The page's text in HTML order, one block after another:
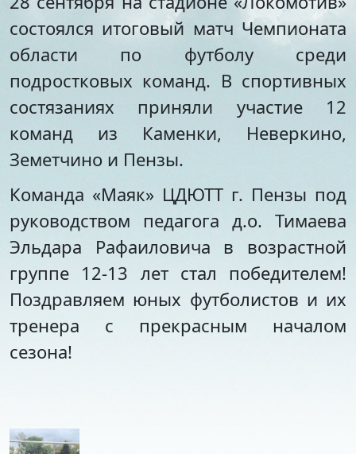
Футбол
Морское многоборье
Тхэквондо
Художественная
гимнастика
Лёгкая атлетика
Фитнес-аэробика
Киокусинкай
Настольный теннис
Шахматы
Фитбол
Технический
Мотоспорт
Новостная студия
Стипендии и меры
поддержки обучающихся
Международное
сотрудничество
Организация питания в
образовательной
организации
Документы по АХЧ
состоялся итоговый матч Чемпионата
области по футболу среди
подростковых команд. В спортивных
состязаниях приняли участие 12
команд из Каменки, Неверкино,
Земетчино и Пензы.
Команда «Маяк» ЦДЮТТ г. Пензы под
руководством педагога д.о. Тимаева
Эльдара Рафаиловича в возрастной
группе 12-13 лет стал победителем!
Поздравляем юных футболистов и их
тренера с прекрасным началом
сезона!